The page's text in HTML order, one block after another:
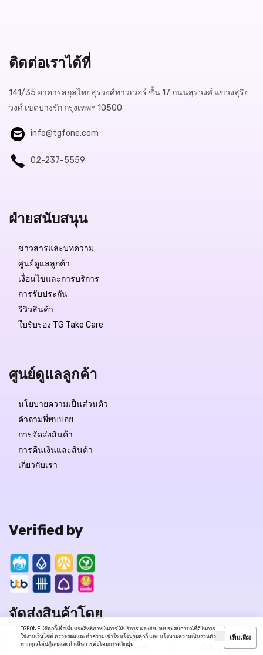
Home Promotion Categories
ติดต่อเราได้ที่
141/35 อาคารสกุลไทยสุรวงศ์ทาวเวอร์ ชั้น 17 ถนนสุรวงศ์ แขวงสุริย
วงศ์ เขตบางรัก กรุงเทพฯ 10500
info@tgfone.com
02-237-5559
ฝ่ายสนับสนุน
ข่าวสารและบทความ
ศูนย์ดูแลลูกค้า
เงื่อนไขและการบริการ
การรับประกัน
รีวิวสินค้า
ใบรับรอง TG Take Care
ศูนย์ดูแลลูกค้า
นโยบายความเป็นส่วนตัว
คำถามพี่พบบ่อย
การจัดส่งสินค้า
การคืนเงินและสินค้า
เกี่ยวกับเรา
Verified by
จัดส่งสินค้าโดย
TGFONE ใช้คุกกี้เพื่อเพิ่มประสิทธิภาพในการให้บริการ และส่งมอบประสบการณ์ที่ดีในการ
ใช้งานเว็บไซต์ ตรวจสอบและทำความเข้าใจ นโยบายคุกกี้ และ นโยบายความเป็นส่วนตัว
หากคุณไม่ปฏิเสธและดำเนินการต่อโดยการคลิกปุ่ม
เพิ่มเติม